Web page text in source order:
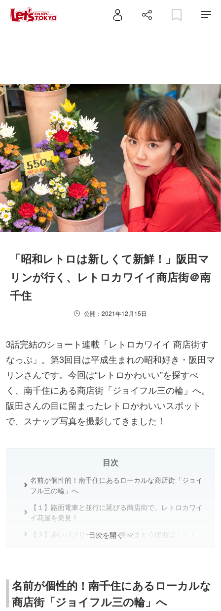
「昭和レトロは新しくて新鮮！」阪田マ
リンが行く、レトロカワイイ商店街＠南
千住
公開：2021年12月15日
3話完結のショート連載「レトロカワイイ 商店街す
なっぷ」。第3回目は平成生まれの昭和好き・阪田マ
リンさんです。今回は“レトロかわいい”を探すべ
く、南千住にある商店街「ジョイフル三の輪」へ。
阪田さんの目に留まったレトロかわいいスポット
で、スナップ写真を撮影してきました！
目次
名前が個性的！南千住にあるローカルな商店街「ジョイ
フル三の輪」へ
【１】路面電車と並行に延びる商店街で、レトロカワイ
イ花屋を発見！
【２】赤いバブリースーツを身にまとう理由は・・・
【４】路地を覗いたり・・・隅々まで散策
散策後記
目次を開く
名前が個性的！南千住にあるローカルな
商店街「ジョイフル三の輪」へ